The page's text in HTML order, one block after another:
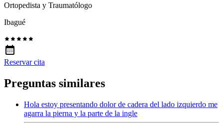
Ortopedista y Traumatólogo
Ibagué
Reservar cita
Preguntas similares
Hola estoy presentando dolor de cadera del lado izquierdo me
agarra la pierna y la parte de la ingle